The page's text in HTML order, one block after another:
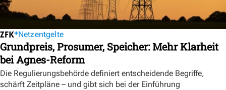
Netzentgelte
Grundpreis, Prosumer, Speicher: Mehr Klarheit
bei Agnes-Reform
Die Regulierungsbehörde definiert entscheidende Begriffe,
schärft Zeitpläne – und gibt sich bei der Einführung